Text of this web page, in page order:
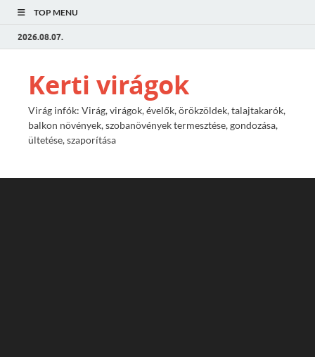
TOP MENU
2026.08.07.
Kerti virágok
Virág infók: Virág, virágok, évelők, örökzöldek, talajtakarók,
balkon növények, szobanövények termesztése, gondozása,
ültetése, szaporítása